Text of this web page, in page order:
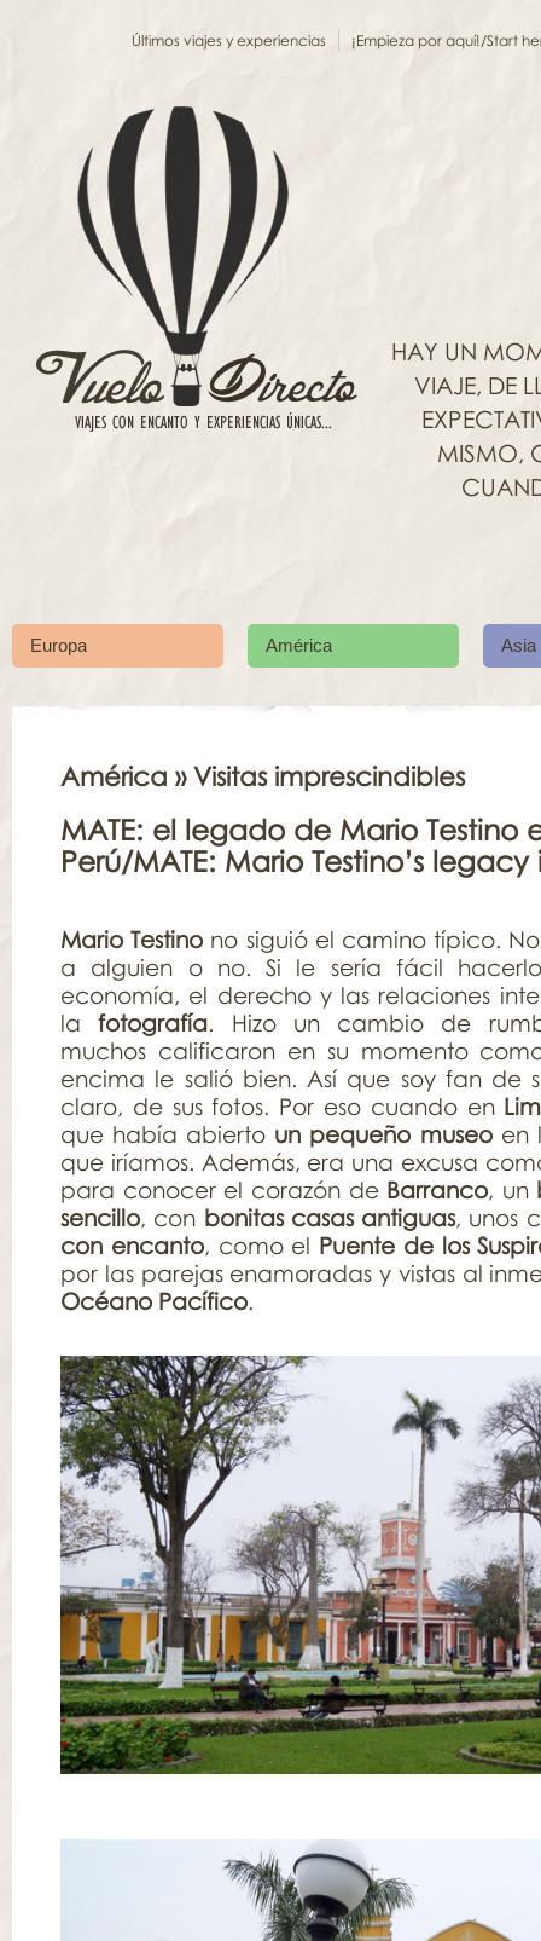
Últimos viajes y experiencias ¡Empieza por aquí!/Start
HAY UN
VIAJE, DE
MISMO,
Europa América Asia
América » Visitas imprescindibles
MATE: el legado de Mario Testino
Perú/MATE: Mario Testino’s
Mario Testino no siguió el camino típico.
a alguien o no. Si le sería fácil
economía, el derecho y las relaciones
lafotografía. Hizo un cambio de
muchos calificaron en su momento
encima le salió bien. Así que soy fan de
claro, de sus fotos. Por eso cuando en
que había abierto un pequeño museoen
que iríamos. Además, era una excusa
para conocer el corazón de Barranco, un
sencillo, con bonitas casas antiguas, unos
con encanto, como el Puente de los
por las parejas enamoradas y vistas al
Océano Pacífico.